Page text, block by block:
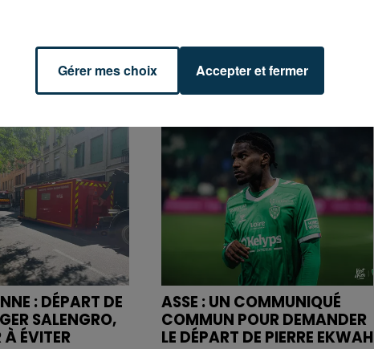
: DÉPART DE
SALENGRO,
À ÉVITER
ASSE : UN COMMUNIQUÉ
COMMUN POUR DEMANDER
LE DÉPART DE PIERRE EKWAH
Gérer mes choix Accepter et fermer